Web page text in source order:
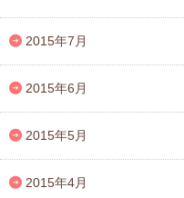
2015年7月
2015年6月
2015年5月
2015年4月